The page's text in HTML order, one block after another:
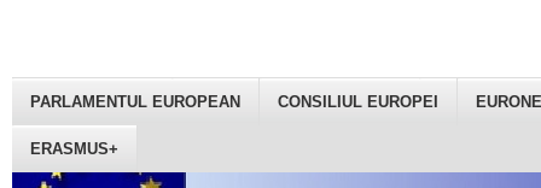
PARLAMENTUL EUROPEAN CONSILIUL EUROPEI
ERASMUS+